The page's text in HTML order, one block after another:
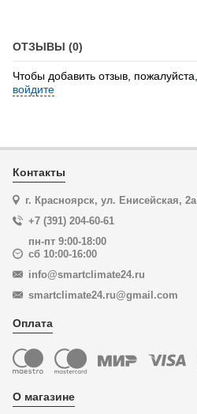
ОТЗЫВЫ (0)
Чтобы добавить отзыв, пожалуйста,
войдите
Контакты
г. Красноярск, ул. Енисейская, 2а
+7 (391) 204-60-61
пн-пт 9:00-18:00
сб 10:00-16:00
info@smartclimate24.ru
smartclimate24.ru@gmail.com
Оплата
О магазине